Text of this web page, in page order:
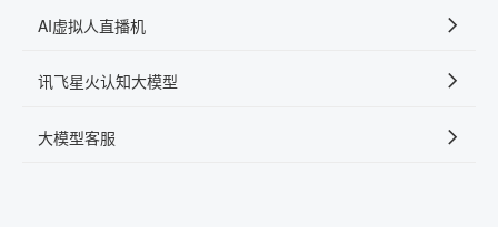
AI虚拟人直播机
讯飞星火认知大模型
大模型客服